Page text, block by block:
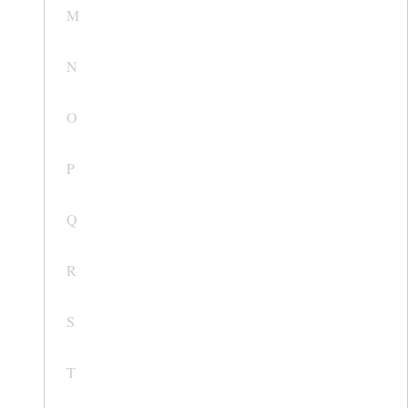
M
N
O
P
Q
R
S
T